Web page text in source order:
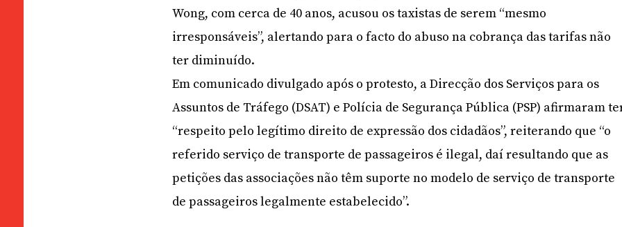
Wong, com cerca de 40 anos, acusou os taxistas de serem “mesmo
irresponsáveis”, alertando para o facto do abuso na cobrança das tarifas não
ter diminuído.
Em comunicado divulgado após o protesto, a Direcção dos Serviços para os
Assuntos de Tráfego (DSAT) e Polícia de Segurança Pública (PSP) afirmaram
“respeito pelo legítimo direito de expressão dos cidadãos”, reiterando que “o
referido serviço de transporte de passageiros é ilegal, daí resultando que as
petições das associações não têm suporte no modelo de serviço de transporte
de passageiros legalmente estabelecido”.